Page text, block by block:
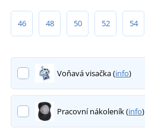
46 48 50 52 54
Voňavá visačka (info)
Pracovní nákoleník (info)